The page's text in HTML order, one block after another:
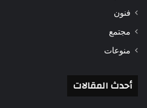
فنون
مجتمع
منوعات
أحدث المقالات